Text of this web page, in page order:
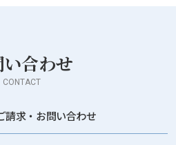
合わせ
CONTACT
請求・お問い合わせ